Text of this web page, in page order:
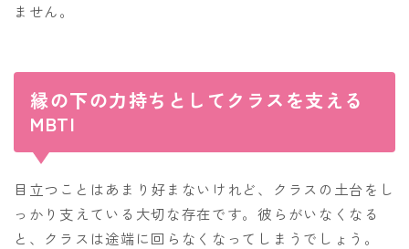
ません。
縁の下の力持ちとしてクラスを支える
MBTI
目立つことはあまり好まないけれど、クラスの土台をし
っかり支えている大切な存在です。彼らがいなくなる
と、クラスは途端に回らなくなってしまうでしょう。